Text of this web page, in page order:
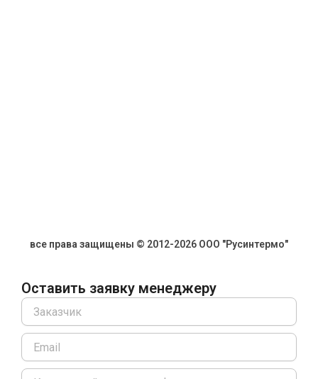
все права защищены © 2012-2026 ООО "Русинтермо"
Оставить заявку менеджеру
Name
Email